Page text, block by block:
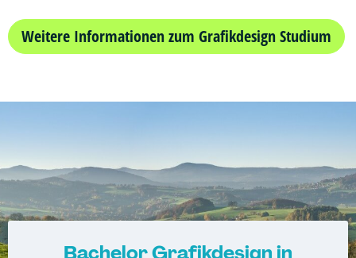
Weitere Informationen zum Grafikdesign Studium
Bachelor Grafikdesign in